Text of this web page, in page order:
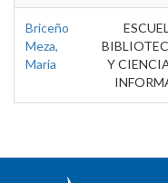
Briceño
Meza,
Maria
Y